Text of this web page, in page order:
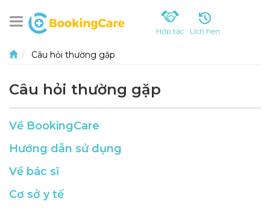
Hợp tác Lịch hẹn
Câu hỏi thường gặp
Câu hỏi thường gặp
Về BookingCare
Hướng dẫn sử dụng
Về bác sĩ
Cơ sở y tế